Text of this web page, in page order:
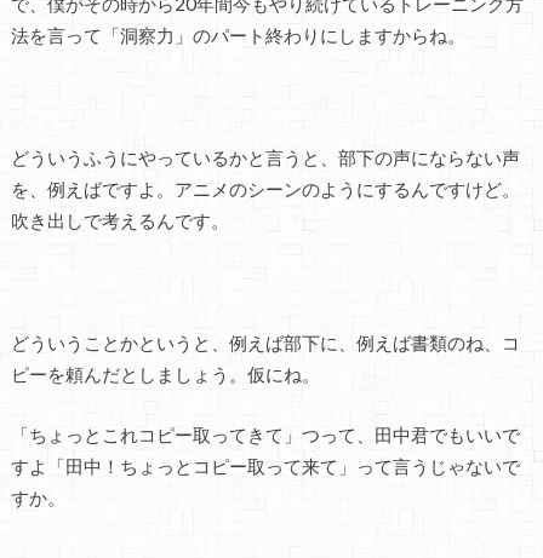
法を言って「洞察力」のパート終わりにしますからね。
どういうふうにやっているかと言うと、部下の声にならない声
を、例えばですよ。アニメのシーンのようにするんですけど。
吹き出しで考えるんです。
どういうことかというと、例えば部下に、例えば書類のね、コ
ピーを頼んだとしましょう。仮にね。
「ちょっとこれコピー取ってきて」つって、田中君でもいいで
すよ「田中！ちょっとコピー取って来て」って言うじゃないで
すか。